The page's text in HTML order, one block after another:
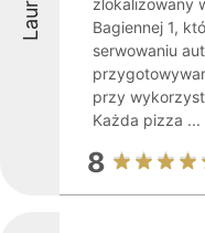
zlokalizowany
Bagiennej 1,
serwowaniu
przy
Każda pizza ...
8